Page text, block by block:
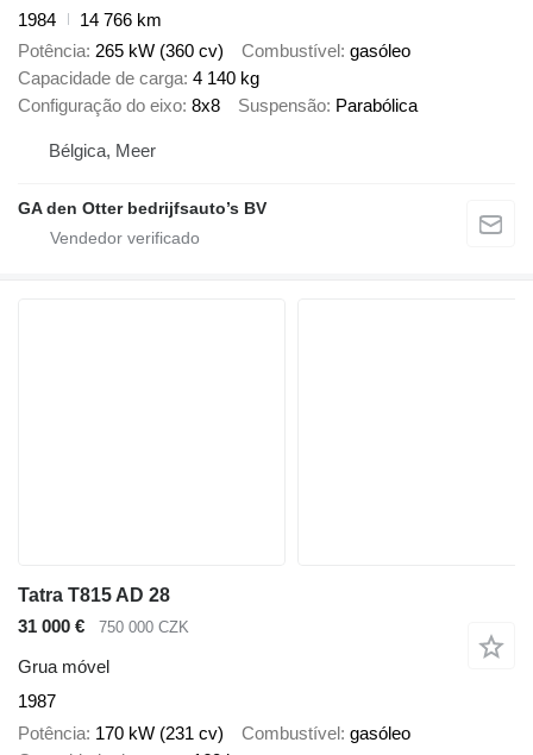
1984
14 766 km
Potência 265 kW (360 cv) Combustível gasóleo
Capacidade de carga 4 140 kg
Configuração do eixo 8x8 Suspensão Parabólica
Bélgica, Meer
GA den Otter bedrijfsauto’s BV
Tatra T815 AD 28
31 000 €
750 000 CZK
Grua móvel
1987
Potência 170 kW (231 cv) Combustível gasóleo